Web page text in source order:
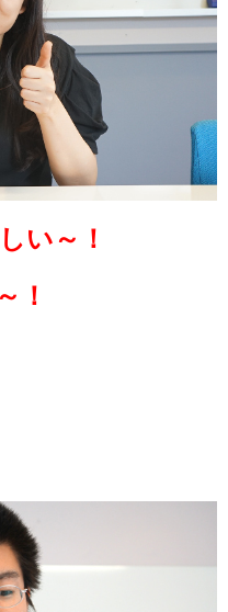
い～！
！